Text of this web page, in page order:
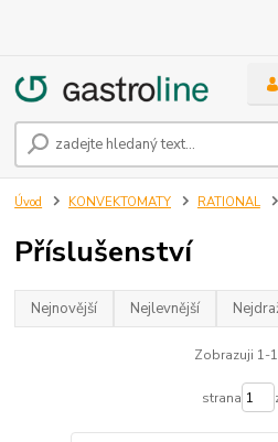
Úvod KONVEKTOMATY RATIONAL
Příslušenství
Nejnovější Nejlevnější
Zobrazuji 1-
strana